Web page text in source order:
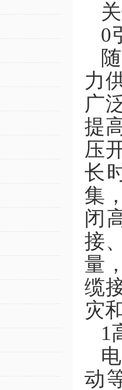
0
力
广
提
压
长
集
闭
接
量
缆
灾
1
动